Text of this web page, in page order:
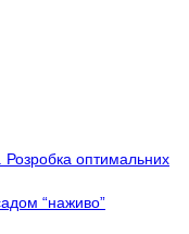
Розробка оптимальних
“наживо”